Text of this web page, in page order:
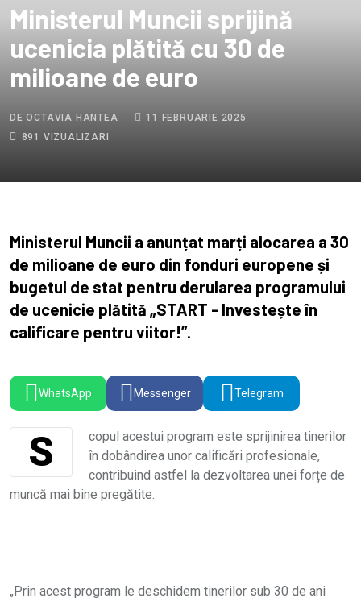
Ministerul Muncii sprijină
ucenicia plătită cu 30 de
milioane de euro
DE OCTAVIA HANTEA
11 FEBRUARIE 2025
891 VIZUALIZARI
Ministerul Muncii a anunțat marți alocarea a 30
de milioane de euro din fonduri europene și
bugetul de stat pentru derularea programului
de ucenicie plătită „START - Investește în
calificare pentru viitor!”.
WhatsApp Messenger Telegram
Scopul acestui program este sprijinirea tinerilor
în dobândirea unor calificări profesionale,
contribuind astfel la dezvoltarea unei forțe de
muncă mai bine pregătite.
„Prin acest program le deschidem tinerilor sub 30 de ani